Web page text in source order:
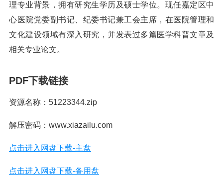
理专业背景，拥有研究生学历及硕士学位。现任嘉定区中
心医院党委副书记、纪委书记兼工会主席，在医院管理和
文化建设领域有深入研究，并发表过多篇医学科普文章及
相关专业论文。
PDF下载链接
资源名称：51223344.zip
解压密码：www.xiazailu.com
点击进入网盘下载-主盘
点击进入网盘下载-备用盘